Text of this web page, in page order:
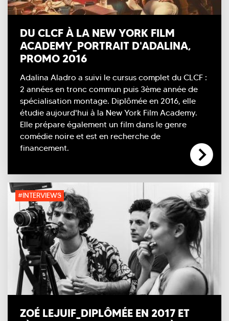
DU CLCF À LA NEW YORK FILM
ACADEMY_PORTRAIT D'ADALINA,
PROMO 2016
Adalina Aladro a suivi le cursus complet du CLCF :
2 années en tronc commun puis 3ème année de
spécialisation montage. Diplômée en 2016, elle
étudie aujourd'hui à la New York Film Academy.
Elle prépare également un film dans le genre
comédie noire et est en recherche de
financement.
#INTERVIEWS
ZOÉ LEJUIF_DIPLÔMÉE EN 2017 ET